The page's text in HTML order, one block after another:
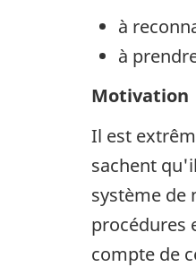
à
à
Motivation
Il est
sachent
système de
procédures
compte de